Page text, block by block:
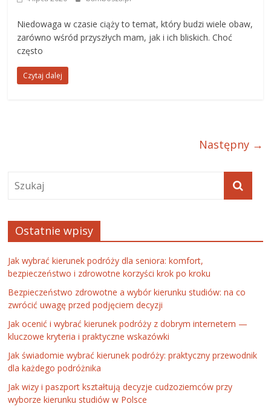
Niedowaga w czasie ciąży to temat, który budzi wiele obaw,
zarówno wśród przyszłych mam, jak i ich bliskich. Choć
często
Czytaj dalej
Następny →
Ostatnie wpisy
Jak wybrać kierunek podróży dla seniora: komfort,
bezpieczeństwo i zdrowotne korzyści krok po kroku
Bezpieczeństwo zdrowotne a wybór kierunku studiów: na co
zwrócić uwagę przed podjęciem decyzji
Jak ocenić i wybrać kierunek podróży z dobrym internetem —
kluczowe kryteria i praktyczne wskazówki
Jak świadomie wybrać kierunek podróży: praktyczny przewodnik
dla każdego podróżnika
Jak wizy i paszport kształtują decyzje cudzoziemców przy
wyborze kierunku studiów w Polsce